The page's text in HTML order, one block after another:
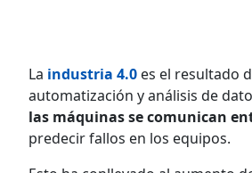
La industria 4.0 es el resultado
automatización y análisis de
las máquinas se comunican
predecir fallos en los equipos.